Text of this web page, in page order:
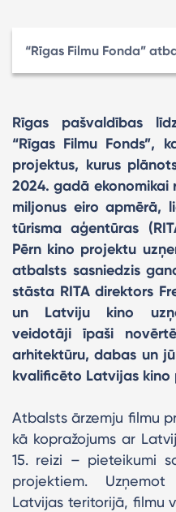
Rīgas pašvaldības
“Rīgas Filmu Fonds”,
projektus, kurus
2024. gadā ekonomikai
miljonus eiro apmērā,
tūrisma aģentūras
Pērn kino projektu
atbalsts sasniedzis
stāsta RITA direktors
un Latviju kino
veidotāji īpaši
arhitektūru, dabas un
kvalificēto Latvijas kino
Atbalsts ārzemju filmu
kā kopražojums ar
15. reizi – pieteikumi
projektiem.
Latvijas teritorijā, filmu